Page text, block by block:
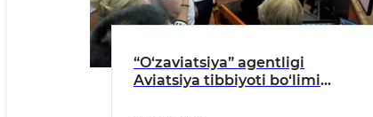
“O‘zaviatsiya” agentligi
Aviatsiya tibbiyoti bo‘limi